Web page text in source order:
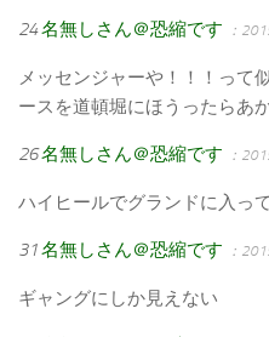
24名無しさん＠恐縮です ：
メッセンジャーや！！！って
ースを道頓堀にほうったらあ
26名無しさん＠恐縮です ：
ハイヒールでグランドに入っ
31名無しさん＠恐縮です ：
ギャングにしか見えない